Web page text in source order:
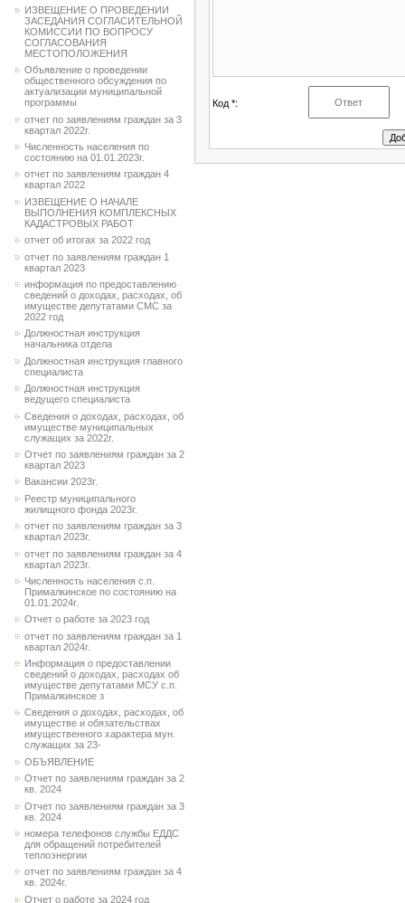
ИЗВЕЩЕНИЕ О ПРОВЕДЕНИИ
ЗАСЕДАНИЯ СОГЛАСИТЕЛЬНОЙ
КОМИССИИ ПО ВОПРОСУ
СОГЛАСОВАНИЯ
МЕСТОПОЛОЖЕНИЯ
Объявление о проведении
общественного обсуждения по
актуализации муниципальной
программы
отчет по заявлениям граждан за 3
квартал 2022г.
Численность населения по
состоянию на 01.01.2023г.
отчет по заявлениям граждан 4
квартал 2022
ИЗВЕЩЕНИЕ О НАЧАЛЕ
ВЫПОЛНЕНИЯ КОМПЛЕКСНЫХ
КАДАСТРОВЫХ РАБОТ
отчет об итогах за 2022 год
отчет по заявлениям граждан 1
квартал 2023
информация по предоставлению
сведений о доходах, расходах, об
имуществе депутатами СМС за
2022 год
Должностная инструкция
начальника отдела
Должностная инструкция главного
специалиста
Должностная инструкция
ведущего специалиста
Сведения о доходах, расходах, об
имуществе муниципальных
служащих за 2022г.
Отчет по заявлениям граждан за 2
квартал 2023
Вакансии 2023г.
Реестр муниципального
жилищного фонда 2023г.
отчет по заявлениям граждан за 3
квартал 2023г.
отчет по заявлениям граждан за 4
квартал 2023г.
Численность населения с.п.
Прималкинское по состоянию на
01.01.2024г.
Отчет о работе за 2023 год
отчет по заявлениям граждан за 1
квартал 2024г.
Информация о предоставлении
сведений о доходах, расходах об
имуществе депутатами МСУ с.п.
Прималкинское з
Сведения о доходах, расходах, об
имуществе и обязательствах
имущественного характера мун.
служащих за 23-
ОБЪЯВЛЕНИЕ
Отчет по заявлениям граждан за 2
кв. 2024
Отчет по заявлениям граждан за 3
кв. 2024
номера телефонов службы ЕДДС
для обращений потребителей
теплоэнергии
отчет по заявлениям граждан за 4
кв. 2024г.
Отчет о работе за 2024 год
Код *: